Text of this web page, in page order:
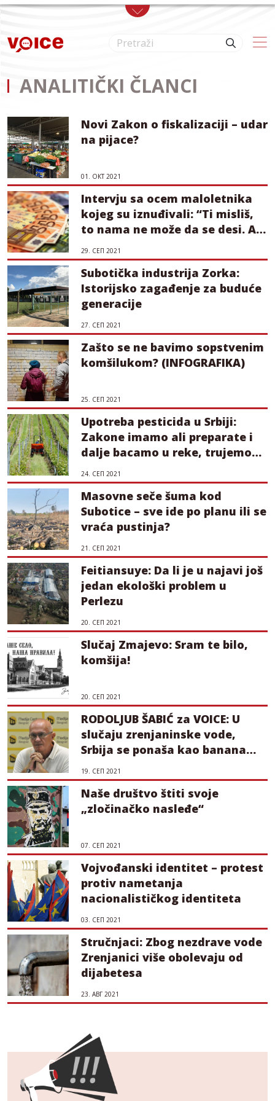
Skip to main content
ANALITIČKI ČLANCI
Novi Zakon o fiskalizaciji – udar
na pijace?
01. ОКТ 2021
Intervju sa ocem maloletnika
kojeg su iznuđivali: “Ti misliš,
to nama ne može da se desi. A
ipak se desi”
29. СЕП 2021
Subotička industrija Zorka:
Istorijsko zagađenje za buduće
generacije
27. СЕП 2021
Zašto se ne bavimo sopstvenim
komšilukom? (INFOGRAFIKA)
25. СЕП 2021
Upotreba pesticida u Srbiji:
Zakone imamo ali preparate i
dalje bacamo u reke, trujemo
pčele, ilegalno uvozimo…
24. СЕП 2021
Masovne seče šuma kod
Subotice – sve ide po planu ili se
vraća pustinja?
21. СЕП 2021
Feitiansuye: Da li je u najavi još
jedan ekološki problem u
Perlezu
20. СЕП 2021
Slučaj Zmajevo: Sram te bilo,
komšija!
20. СЕП 2021
RODOLJUB ŠABIĆ za VOICE: U
slučaju zrenjaninske vode,
Srbija se ponaša kao banana
republika
19. СЕП 2021
Naše društvo štiti svoje
„zločinačko nasleđe“
07. СЕП 2021
Vojvođanski identitet – protest
protiv nametanja
nacionalističkog identiteta
03. СЕП 2021
Stručnjaci: Zbog nezdrave vode
Zrenjanici više obolevaju od
dijabetesa
23. АВГ 2021